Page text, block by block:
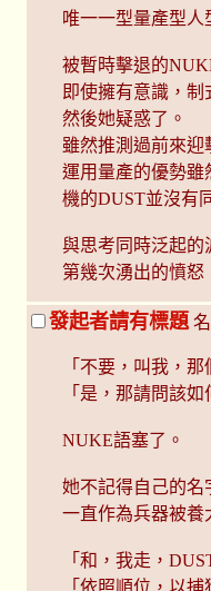
唯一一型量產型人
被暫時擊退的
即使擁有意識，
然後她疑惑了。
雖然推測過前來迎
運用量產的優勢雖
機的DUST並沒有
與思考同時泛起的
第幾次湧出的憤怒
發起者請有標題
「不要，叫我，
「是，那請問該
NUKE語塞了。
她不記得自己的名
一直作為兵器被養
「和，我走，